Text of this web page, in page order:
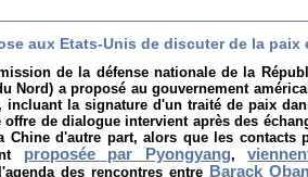
aux Etats-Unis de discuter de la
de la défense nationale de la
Nord) a proposé au gouvernement
incluant la signature d'un traité de paix
de dialogue intervient après des
Chine d'autre part, alors que les contacts
proposée par Pyongyang,
des rencontres entre Barack